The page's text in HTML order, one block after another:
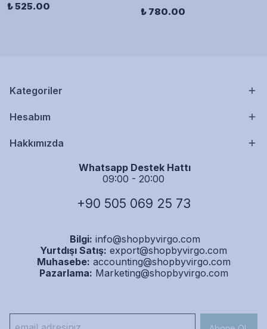
₺ 525.00 ₺ 780.00
Kategoriler
Hesabım
Hakkımızda
Whatsapp Destek Hattı
09:00 - 20:00
+90 505 069 25 73
Bilgi: info@shopbyvirgo.com
Yurtdışı Satış: export@shopbyvirgo.com
Muhasebe: accounting@shopbyvirgo.com
Pazarlama: Marketing@shopbyvirgo.com